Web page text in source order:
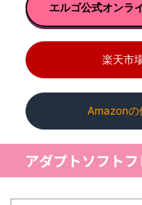
エルゴ公式オンラ
楽天市
Amazonの
アダプトソフト